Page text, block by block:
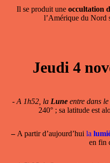
Il se produit une occultation
l’Amérique du Nord
Jeudi 4
- A 1h52, la Luneentre dans le
240° ; sa latitude est
–A partir d’aujourd’hui la
en fin